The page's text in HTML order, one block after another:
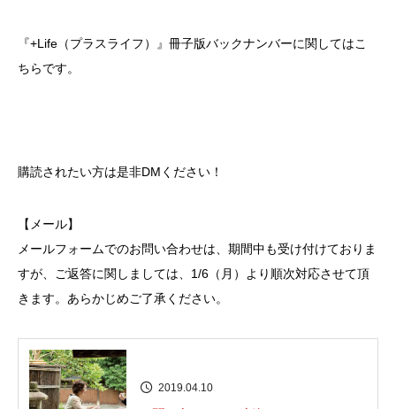
『+Life（プラスライフ）』冊子版バックナンバーに関してはこ
ちらです。
購読されたい方は是非DMください！
【メール】
メールフォームでのお問い合わせは、期間中も受け付けておりま
すが、ご返答に関しましては、1/6（月）より順次対応させて頂
きます。あらかじめご了承ください。
2019.04.10